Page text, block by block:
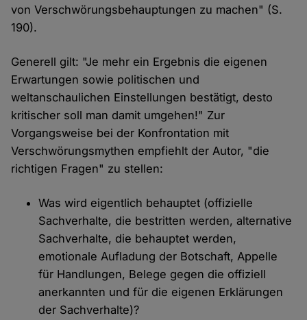
von Verschwörungsbehauptungen zu machen" (S.
190).
Generell gilt: "Je mehr ein Ergebnis die eigenen
Erwartungen sowie politischen und
weltanschaulichen Einstellungen bestätigt, desto
kritischer soll man damit umgehen!" Zur
Vorgangsweise bei der Konfrontation mit
Verschwörungsmythen empfiehlt der Autor, "die
richtigen Fragen" zu stellen:
Was wird eigentlich behauptet (offizielle
Sachverhalte, die bestritten werden, alternative
Sachverhalte, die behauptet werden,
emotionale Aufladung der Botschaft, Appelle
für Handlungen, Belege gegen die offiziell
anerkannten und für die eigenen Erklärungen
der Sachverhalte)?